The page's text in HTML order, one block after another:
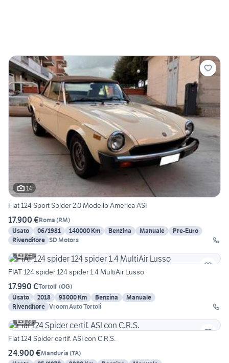
14
Fiat 124 Sport Spider 2.0 Modello America ASI
17.900 €Roma (RM)
Usato
06/1981 140000 Km Benzina Manuale
Pre-Euro
Rivenditore SD Motors
25
FIAT 124 spider 124 spider 1.4 MultiAir Lusso
17.990 €Tortoli' (OG)
Usato
2018 93000 Km Benzina
Manuale
Rivenditore Vroom Auto Tortolì
23
Fiat 124 Spider certif. ASI con C.R.S.
24.900 €Manduria (TA)